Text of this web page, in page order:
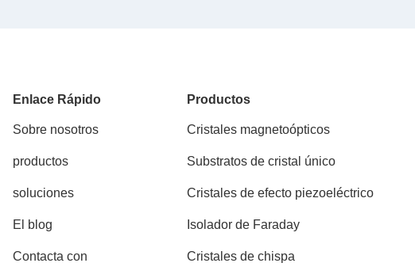
Enlace Rápido
Sobre nosotros
productos
soluciones
El blog
Contacta con
Productos
Cristales magnetoópticos
Substratos de cristal único
Cristales de efecto piezoeléctrico
Isolador de Faraday
Cristales de chispa